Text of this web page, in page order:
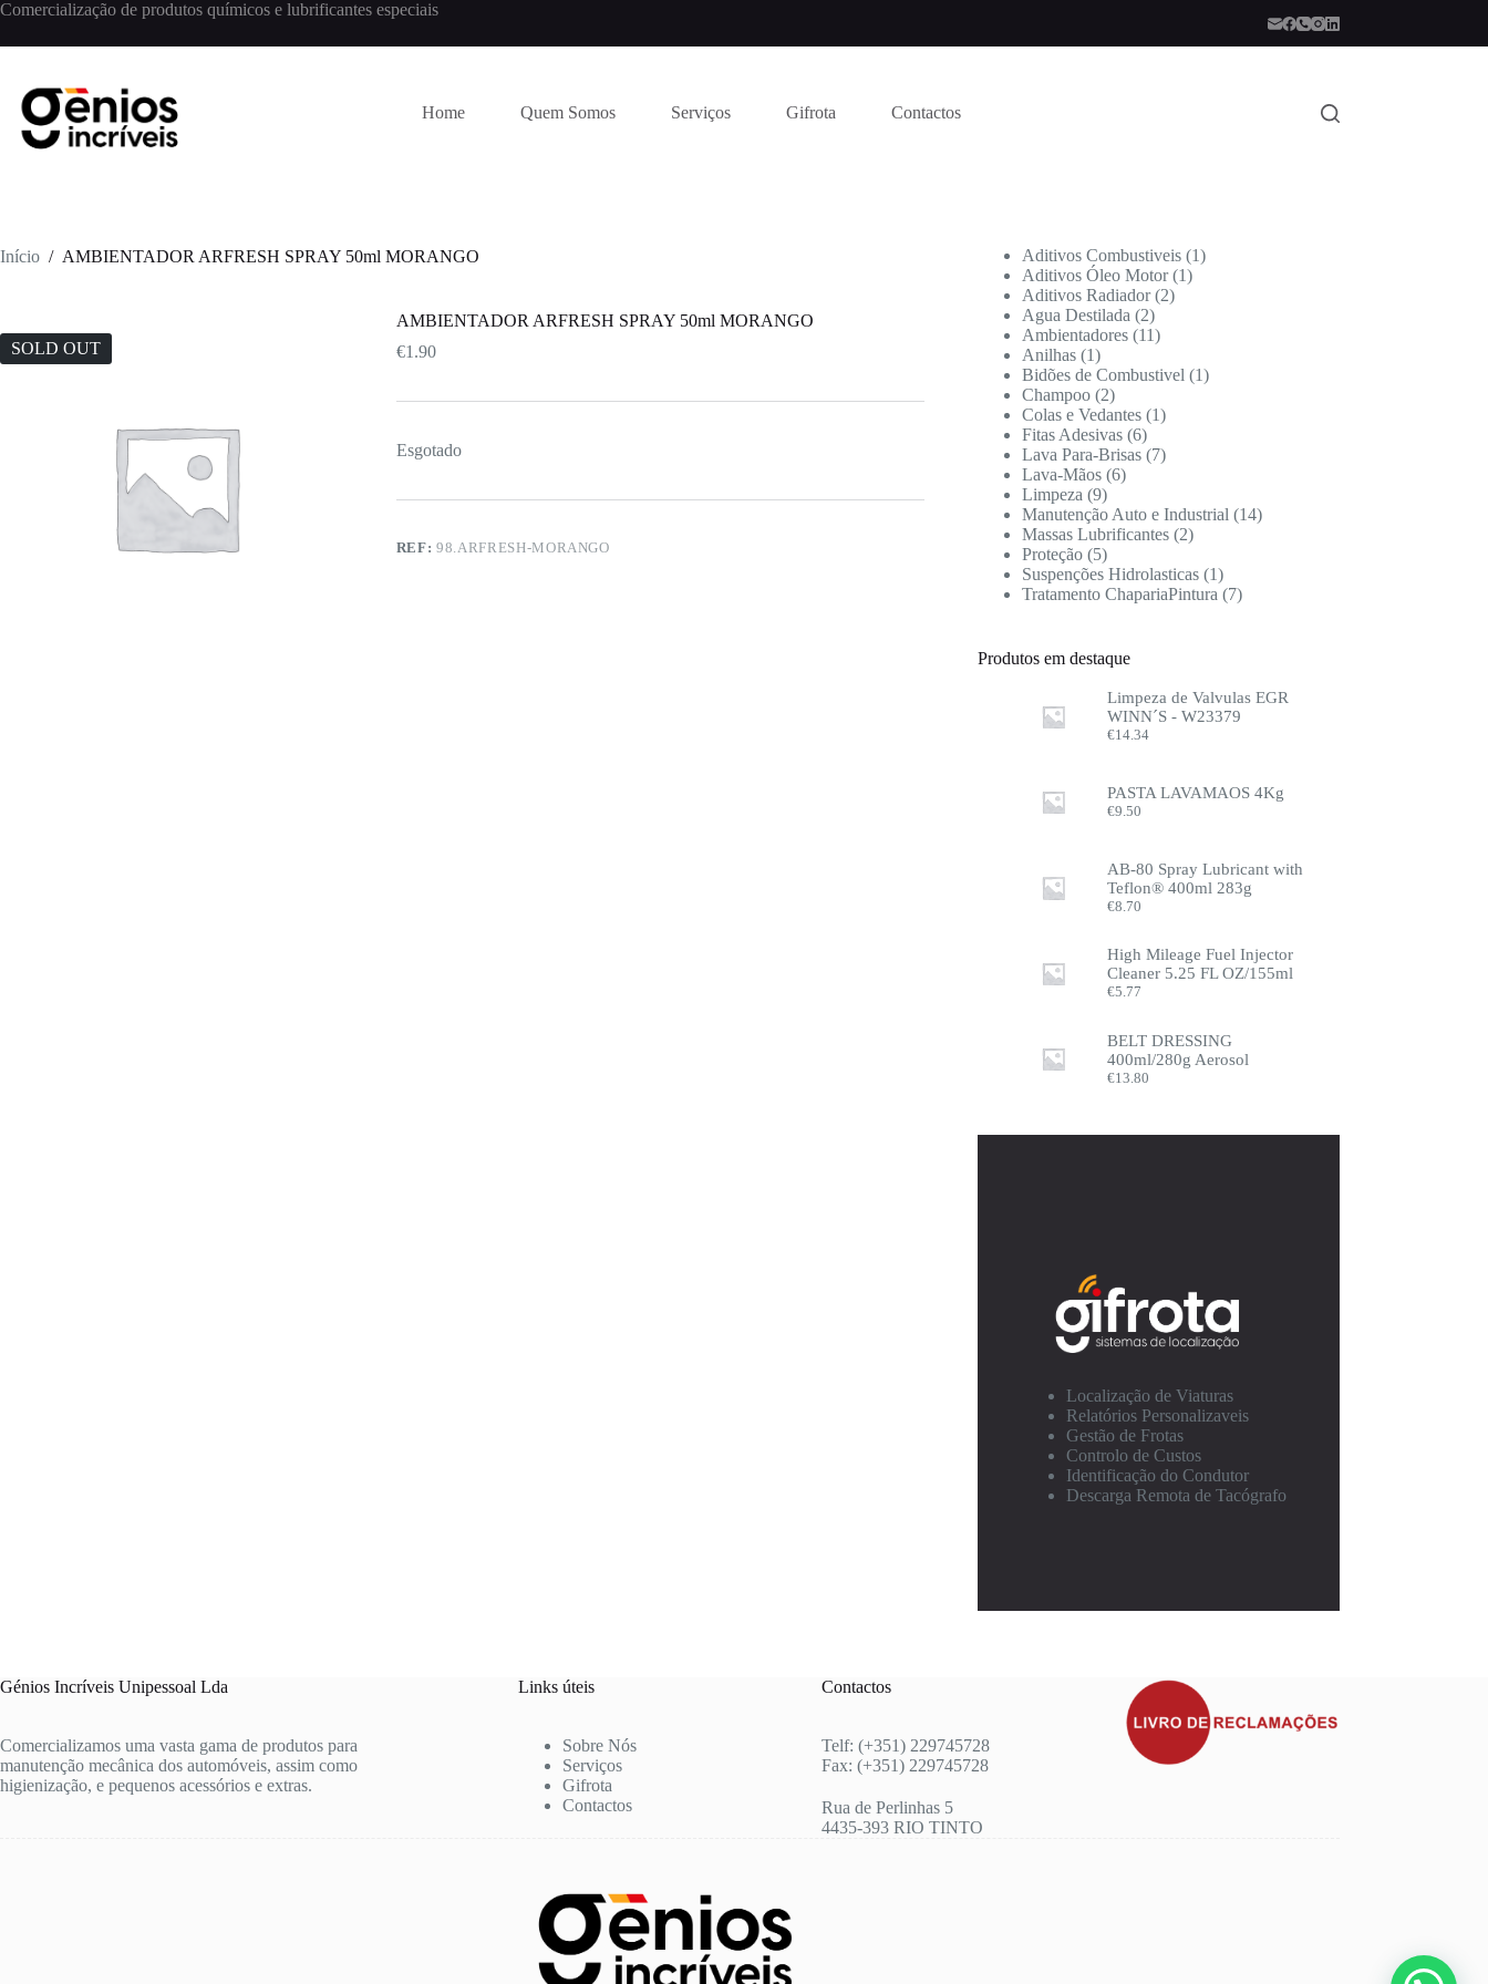
Comercialização de produtos químicos e lubrificantes especiais
Home Quem Somos Serviços Gifrota Contactos
Início / AMBIENTADOR ARFRESH SPRAY 50ml MORANGO
SOLD OUT
AMBIENTADOR ARFRESH SPRAY 50ml MORANGO
€1.90
Esgotado
REF:98.ARFRESH-MORANGO
Aditivos Combustiveis 1
Aditivos Óleo Motor 1
Aditivos Radiador 2
Agua Destilada
2
Ambientadores 11
Anilhas 1
Bidões de Combustivel
1
Champoo 2
Colas e Vedantes 1
Fitas Adesivas 6
Lava Para-Brisas 7
Lava-Mãos 6
Limpeza 9
Manutenção Auto e Industrial
14
Massas Lubrificantes 2
Proteção 5
Suspenções Hidrolasticas 1
Tratamento ChapariaPintura
7
Produtos em destaque
Limpeza de Valvulas EGR
WINN´S - W23379
€14.34
PASTA LAVAMAOS 4Kg
€9.50
AB-80 Spray Lubricant with
Teflon® 400ml 283g
€8.70
High Mileage Fuel Injector
Cleaner 5.25 FL OZ/155ml
€5.77
BELT DRESSING
400ml/280g Aerosol
€13.80
Localização de Viaturas
Relatórios Personalizaveis
Gestão de Frotas
Controlo de Custos
Identificação do Condutor
Descarga Remota de Tacógrafo
Génios Incríveis Unipessoal Lda
Comercializamos uma vasta gama de produtos para
manutenção mecânica dos automóveis, assim como
higienização, e pequenos acessórios e extras.
Links úteis
Sobre Nós
Serviços
Gifrota
Contactos
Contactos
Telf: (+351) 229745728
Fax: (+351) 229745728
Rua de Perlinhas 5
4435-393 RIO TINTO